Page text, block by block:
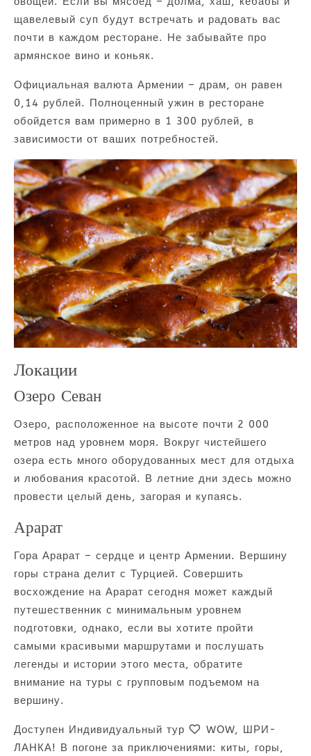
щавелевый суп будут встречать и радовать вас
почти в каждом ресторане. Не забывайте про
армянское вино и коньяк.
Официальная валюта Армении – драм, он равен
0,14 рублей. Полноценный ужин в ресторане
обойдется вам примерно в 1 300 рублей, в
зависимости от ваших потребностей.
Локации
Озеро Севан
Озеро, расположенное на высоте почти 2 000
метров над уровнем моря. Вокруг чистейшего
озера есть много оборудованных мест для отдыха
и любования красотой. В летние дни здесь можно
провести целый день, загорая и купаясь.
Арарат
Гора Арарат – сердце и центр Армении. Вершину
горы страна делит с Турцией. Совершить
восхождение на Арарат сегодня может каждый
путешественник с минимальным уровнем
подготовки, однако, если вы хотите пройти
самыми красивыми маршрутами и послушать
легенды и истории этого места, обратите
внимание на туры с групповым подъемом на
вершину.
Доступен Индивидуальный тур
WOW, ШРИ-
ЛАНКА! В погоне за приключениями: киты, горы,